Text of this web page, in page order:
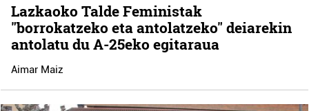
Lazkaoko Talde Feministak
"borrokatzeko eta antolatzeko" deiarekin
antolatu du A-25eko egitaraua
Aimar Maiz